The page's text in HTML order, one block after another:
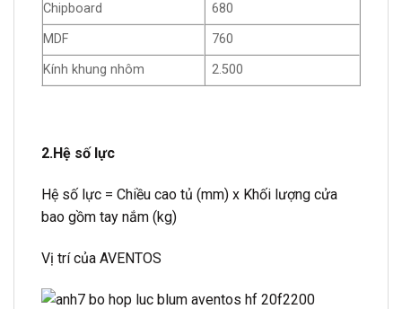
Chipboard
680
MDF
760
Kính khung nhôm
2.500
2.Hệ số lực
Hệ số lực = Chiều cao tủ (mm) x Khối lượng cửa
bao gồm tay nắm (kg)
Vị trí của AVENTOS